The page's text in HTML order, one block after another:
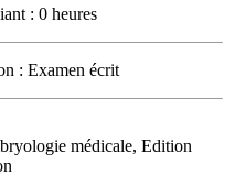
: 0 heures
: Examen écrit
médicale, Edition